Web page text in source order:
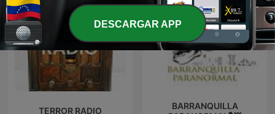
TERROR RADIO
BARRANQUILLA
DESCARGAR APP